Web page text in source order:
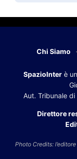
Chi Siamo
SpazioInter è
Aut. Tribunale
Direttore
Photo Credits: